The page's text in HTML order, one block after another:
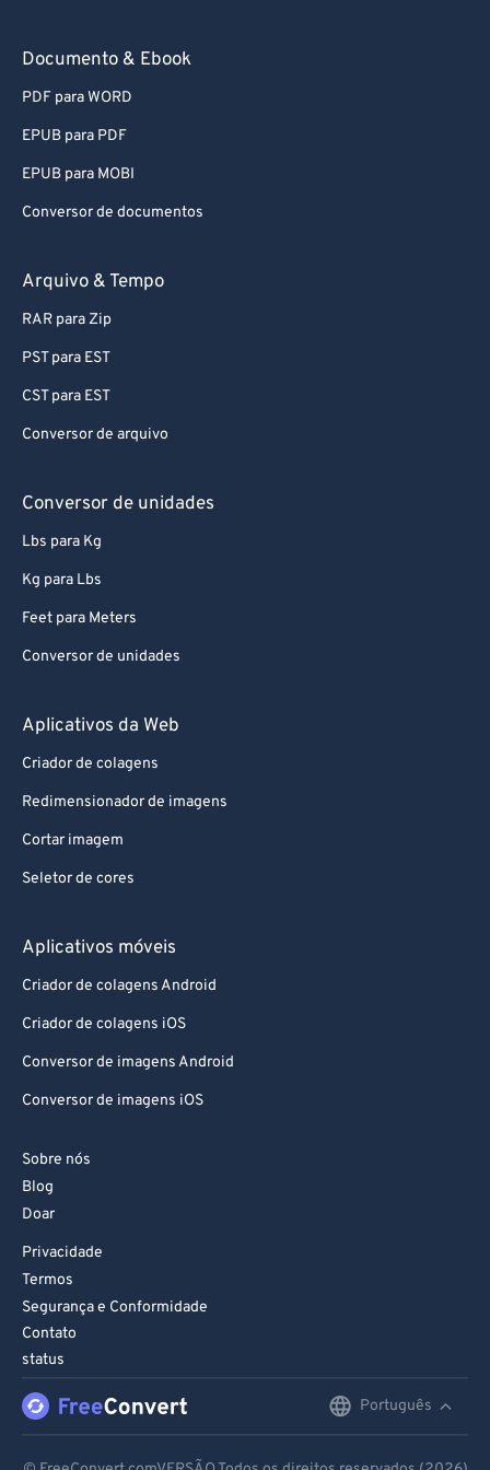
Documento & Ebook
PDF para WORD
EPUB para PDF
EPUB para MOBI
Conversor de documentos
Arquivo & Tempo
RAR para Zip
PST para EST
CST para EST
Conversor de arquivo
Conversor de unidades
Lbs para Kg
Kg para Lbs
Feet para Meters
Conversor de unidades
Aplicativos da Web
Criador de colagens
Redimensionador de imagens
Cortar imagem
Seletor de cores
Aplicativos móveis
Criador de colagens Android
Criador de colagens iOS
Conversor de imagens Android
Conversor de imagens iOS
Sobre nós
Blog
Doar
Privacidade
Termos
Segurança e Conformidade
Contato
status
Português